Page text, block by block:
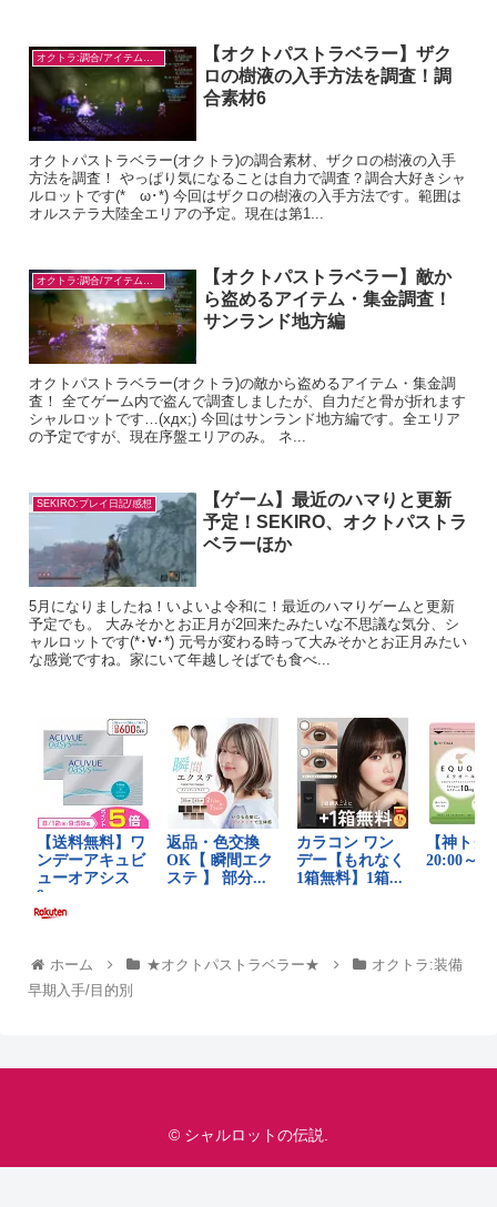
【オクトパストラベラー】ザク
ロの樹液の入手方法を調査！調
合素材6
オクトパストラベラー(オクトラ)の調合素材、ザクロの樹液の入手
方法を調査！ やっぱり気になることは自力で調査？調合大好きシャ
ルロットです(*ゝω･*) 今回はザクロの樹液の入手方法です。範囲は
オルステラ大陸全エリアの予定。現在は第1...
【オクトパストラベラー】敵か
ら盗めるアイテム・集金調査！
サンランド地方編
オクトパストラベラー(オクトラ)の敵から盗めるアイテム・集金調
査！ 全てゲーム内で盗んで調査しましたが、自力だと骨が折れます
シャルロットです…(xдx;) 今回はサンランド地方編です。全エリア
の予定ですが、現在序盤エリアのみ。 ネ...
SEKIRO:プレイ日記/感想
【ゲーム】最近のハマりと更新
予定！SEKIRO、オクトパストラ
ベラーほか
5月になりましたね！いよいよ令和に！最近のハマりゲームと更新
予定でも。 大みそかとお正月が2回来たみたいな不思議な気分、シ
ャルロットです(*･∀･*) 元号が変わる時って大みそかとお正月みたい
な感覚ですね。家にいて年越しそばでも食べ...
ホーム ★オクトパストラベラー★
オクトラ:装備
早期入手/目的別
© シャルロットの伝説.